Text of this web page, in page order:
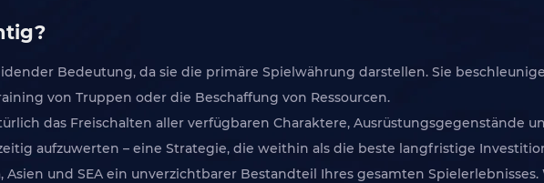
Bedeutung, da sie die primäre Spielwährung darstellen. Sie
von Truppen oder die Beschaffung von Ressourcen.
das Freischalten aller verfügbaren Charaktere, Ausrüstungsgegenstände
aufzuwerten – eine Strategie, die weithin als die beste langfristige
und SEA ein unverzichtbarer Bestandteil Ihres gesamten